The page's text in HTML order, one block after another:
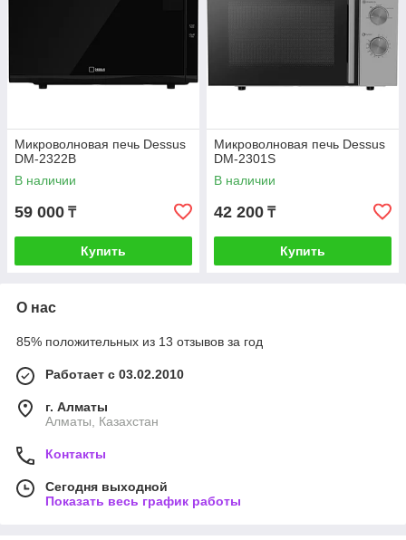
Микроволновая печь Dessus
DM-2322B
В наличии
59 000 ₸
Купить
Микроволновая печь Dessus
DM-2301S
В наличии
42 200 ₸
Купить
О нас
85% положительных из 13 отзывов за год
Работает с 03.02.2010
г. Алматы
Алматы, Казахстан
Контакты
Сегодня выходной
Показать весь график работы